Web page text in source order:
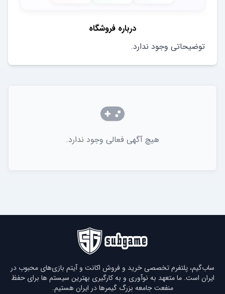
درباره فروشگاه
توضیحاتی وجود ندارد.
هیچ آگهی فعالی وجود ندارد.
ساب‌گیم، پلتفرم تخصصی خرید و فروش اکانت و آیتم بازی‌های محبوب در
ایران است. ما متعهد به نوآوری و به کارگیری بهترین سیستم ها برای حفظ
منفعت جامعه بزرگ گیمرها در ایران هستیم.